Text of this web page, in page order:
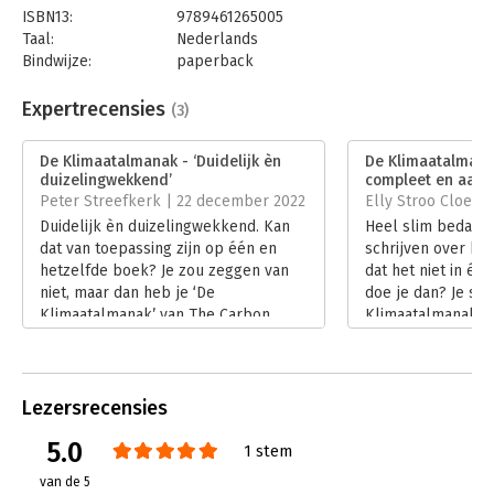
ISBN13:
9789461265005
Taal:
Nederlands
Bindwijze:
paperback
Uitgever:
Uitgeverij Haystack
Verschijningsdatum:
21-6-2022
Hoofdrubriek: Mens en maatschappij
Expertrecensies (3)
De Klimaatalmanak - ‘Duidelijk èn
duizelingwekkend’
Peter Streefkerk | 22 december 2022
Duidelijk èn duizelingwekkend. Kan
dat van toepassing zijn op één en
hetzelfde boek? Je zou zeggen van
niet, maar dan heb je ‘De
Klimaatalmanak’ van The Carbon
het klimaat*’ (* maar te bang was om
Lees verder
De
compleet en
Elly Stroo Cloeck
Heel slim
schrijven over
dat het niet in
doe je dan? Je
Lezersrecensies
5.0
van de 5
1 stem